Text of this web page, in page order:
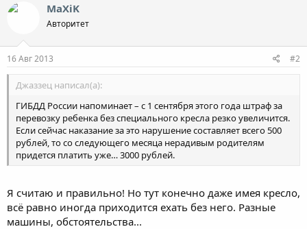
MaXiK
Авторитет
16 Авг 2013 #2
Джаззец написал(а):
ГИБДД России напоминает – с 1 сентября этого года штраф за
перевозку ребенка без специального кресла резко увеличится.
Если сейчас наказание за это нарушение составляет всего 500
рублей, то со следующего месяца нерадивым родителям
придется платить уже… 3000 рублей.
Я считаю и правильно! Но тут конечно даже имея кресло,
всё равно иногда приходится ехать без него. Разные
машины, обстоятельства...